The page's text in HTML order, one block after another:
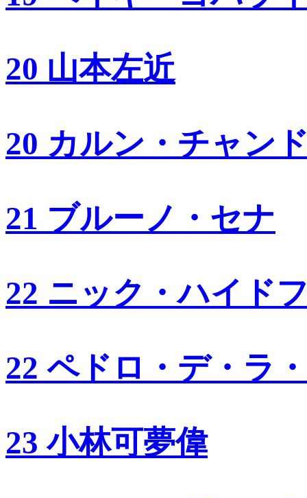
20 山本左近
20 カルン・チャン
21 ブルーノ・セナ
22 ニック・ハイド
22 ペドロ・デ・ラ
23 小林可夢偉